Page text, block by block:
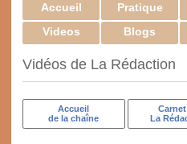
Accueil Pratique
Videos
Blogs
Vidéos de La Rédaction
Accueil
de la chaîne
La